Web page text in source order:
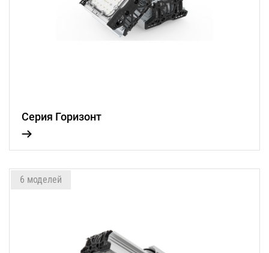
Серия Горизонт
6 моделей